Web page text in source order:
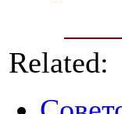
Related: